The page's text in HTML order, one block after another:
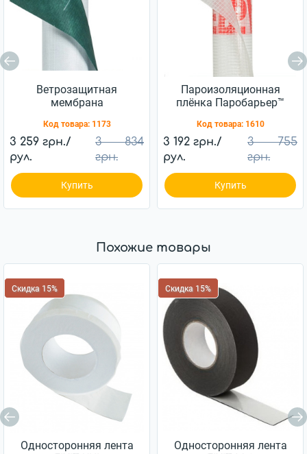
Ветрозащитная
мембрана
85г/м2 (75м2)
Код товара: 1173
3 259 грн./
рул.
3 834
грн.
Купить
Пароизоляционная
плёнка Паробарьер™
(75м2)
Код товара: 1610
3 192 грн./
рул.
3 755
грн.
Купить
Похожие товары
Скидка 15%
Односторонняя лента
Скидка 15%
Односторонняя лента